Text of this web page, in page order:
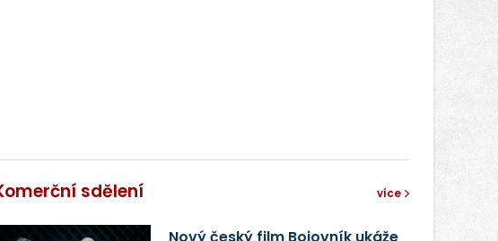
sdělení více
Nový český film Bojovník ukáže